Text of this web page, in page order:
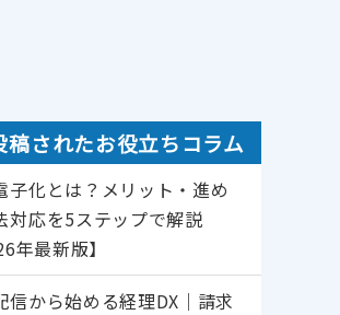
往復便
稿されたお役立ちコラム
子化とは？メリット・進め
対応を5ステップで解説
年最新版】
信から始める経理DX｜請求